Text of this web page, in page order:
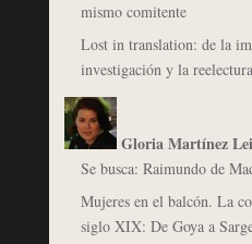
mismo comitente
Lost in translation: de la
investigación y la
Gloria Martínez
Se busca: Raimundo de
Mujeres en el balcón. La
siglo XIX: De Goya a